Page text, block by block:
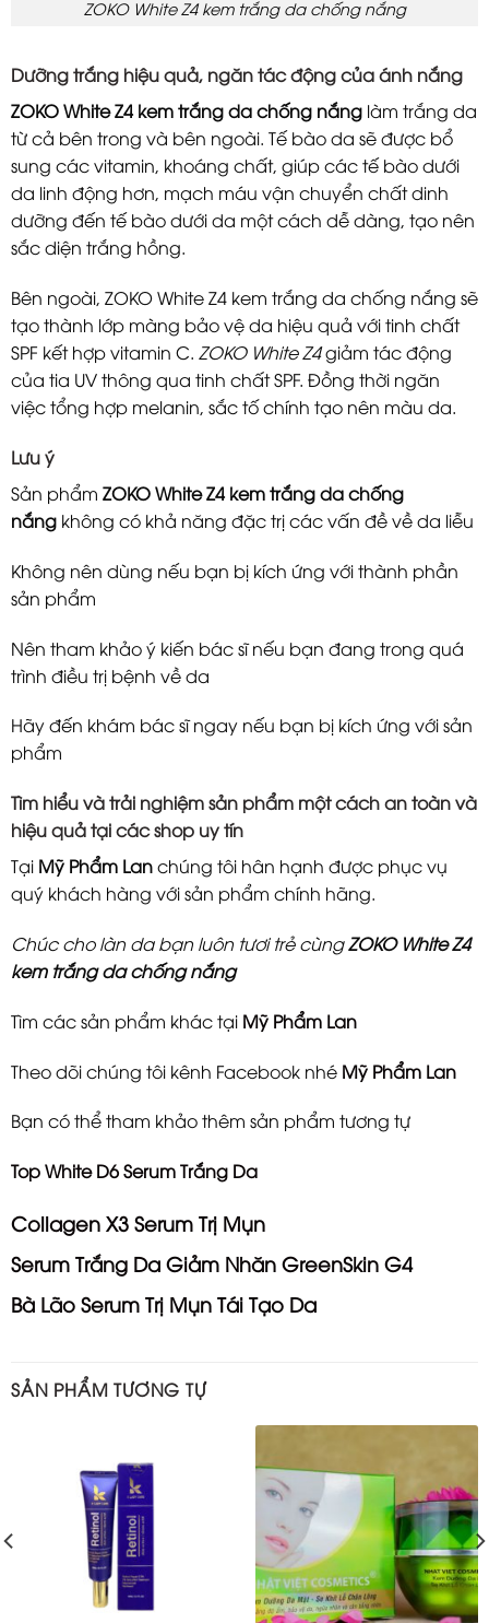
ZOKO White Z4 kem trắng da chống nắng
Dưỡng trắng hiệu quả, ngăn tác động của ánh nắng
ZOKO White Z4 kem trắng da chống nắng làm trắng da
từ cả bên trong và bên ngoài. Tế bào da sẽ được bổ
sung các vitamin, khoáng chất, giúp các tế bào dưới
da linh động hơn, mạch máu vận chuyển chất dinh
dưỡng đến tế bào dưới da một cách dễ dàng, tạo nên
sắc diện trắng hồng.
Bên ngoài, ZOKO White Z4 kem trắng da chống nắng sẽ
tạo thành lớp màng bảo vệ da hiệu quả với tinh chất
SPF kết hợp vitamin C. ZOKO White Z4giảm tác động
của tia UV thông qua tinh chất SPF. Đồng thời ngăn
việc tổng hợp melanin, sắc tố chính tạo nên màu da.
Lưu ý
Sản phẩm ZOKO White Z4 kem trắng da chống
nắng không có khả năng đặc trị các vấn đề về da liễu
Không nên dùng nếu bạn bị kích ứng với thành phần
sản phẩm
Nên tham khảo ý kiến bác sĩ nếu bạn đang trong quá
trình điều trị bệnh về da
Hãy đến khám bác sĩ ngay nếu bạn bị kích ứng với sản
phẩm
Tìm hiểu và trải nghiệm sản phẩm một cách an toàn và
hiệu quả tại các shop uy tín
Tại Mỹ Phẩm Lanchúng tôi hân hạnh được phục vụ
quý khách hàng với sản phẩm chính hãng.
Chúc cho làn da bạn luôn tươi trẻ cùngZOKO White Z4
kem trắng da chống nắng
Tìm các sản phẩm khác tại Mỹ Phẩm Lan
Theo dõi chúng tôi kênh Facebook nhé Mỹ Phẩm Lan
Bạn có thể tham khảo thêm sản phẩm tương tự
Top White D6 Serum Trắng Da
Collagen X3 Serum Trị Mụn
Serum Trắng Da Giảm Nhăn GreenSkin G4
Bà Lão Serum Trị Mụn Tái Tạo Da
SẢN PHẨM TƯƠNG TỰ